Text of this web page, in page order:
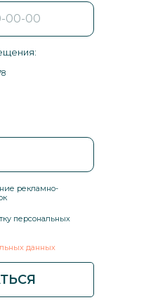
рекламно-
персональных
данных